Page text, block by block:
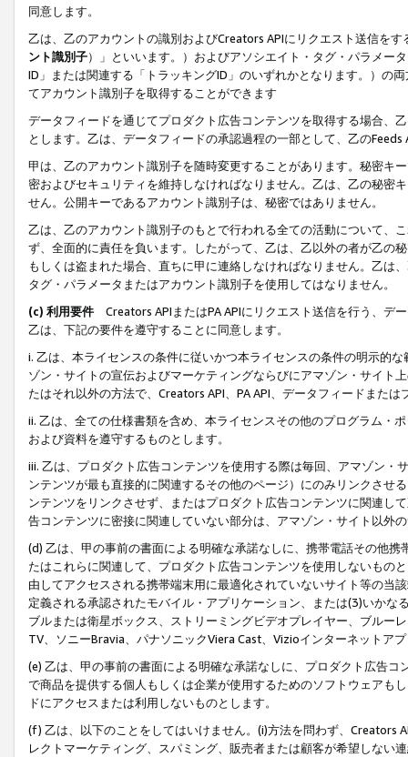
同意します。
乙は、乙のアカウントの識別およびCreators APIにリクエスト送信を
ント識別子）」といいます。）およびアソシエイト・タグ・パラメー
ID」または関連する「トラッキングID」のいずれかとなります。）の
てアカウント識別子を取得することができます
データフィードを通じてプロダクト広告コンテンツを取得する場合、
とします。乙は、データフィードの承認過程の一部として、乙の
甲は、乙のアカウント識別子を随時変更することがあります。秘密キ
密およびセキュリティを維持しなければなりません。乙は、乙の秘密
せん。公開キーであるアカウント識別子は、秘密ではありません。
乙は、乙のアカウント識別子のもとで行われる全ての活動について、
ず、全面的に責任を負います。したがって、乙は、乙以外の者が乙の
もしくは盗まれた場合、直ちに甲に連絡しなければなりません。乙は
タグ・パラメータまたはアカウント識別子を使用してはなりません。
(c) 利用要件 Creators APIまたはPA APIにリクエスト送信を行う、デ
乙は、下記の要件を遵守することに同意します。
i. 乙は、本ライセンスの条件に従いかつ本ライセンスの条件の明示的
ゾン・サイトの宣伝およびマーケティングならびにアマゾン・サイト
たはそれ以外の方法で、Creators API、PA API、データフィードまた
ii. 乙は、全ての仕様書類を含め、本ライセンスその他のプログラム・
および資料を遵守するものとします。
iii. 乙は、プロダクト広告コンテンツを使用する際は毎回、アマゾン
ンテンツが最も直接的に関連するその他のページ）にのみリンクさせ
ンテンツをリンクさせず、またはプロダクト広告コンテンツに関連し
告コンテンツに密接に関連していない部分は、アマゾン・サイト以外
(d) 乙は、甲の事前の書面による明確な承諾なしに、携帯電話その他
たはこれらに関連して、プロダクト広告コンテンツを使用しないもの
由してアクセスされる携帯端末用に最適化されていないサイト等の当
定義される承認されたモバイル・アプリケーション、または(3)いか
ブルまたは衛星ボックス、ストリーミングビデオプレイヤー、ブルー
TV、ソニーBravia、パナソニックViera Cast、Vizioインターネットア
(e) 乙は、甲の事前の書面による明確な承諾なしに、プロダクト広告
で商品を提供する個人もしくは企業が使用するためのソフトウェアも
ドにアクセスまたは利用しないものとします。
(f) 乙は、以下のことをしてはいけません。(i)方法を問わず、Creators
レクトマーケティング、スパミング、販売者または顧客が希望しない